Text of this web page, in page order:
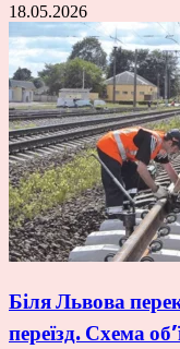
18.05.2026
Біля Львова
переїзд. Схема